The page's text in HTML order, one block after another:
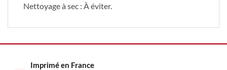
Nettoyage à sec : À éviter.
Imprimé en France